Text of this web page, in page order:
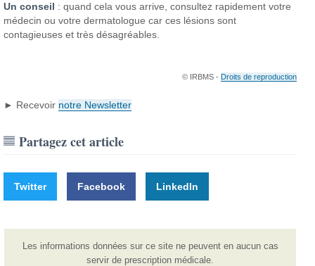
Un conseil : quand cela vous arrive, consultez rapidement votre
médecin ou votre dermatologue car ces lésions sont
contagieuses et très désagréables.
© IRBMS - Droits de reproduction
► Recevoir notre Newsletter
Partagez cet article
Twitter Facebook LinkedIn
Les informations données sur ce site ne peuvent en aucun cas
servir de prescription médicale.